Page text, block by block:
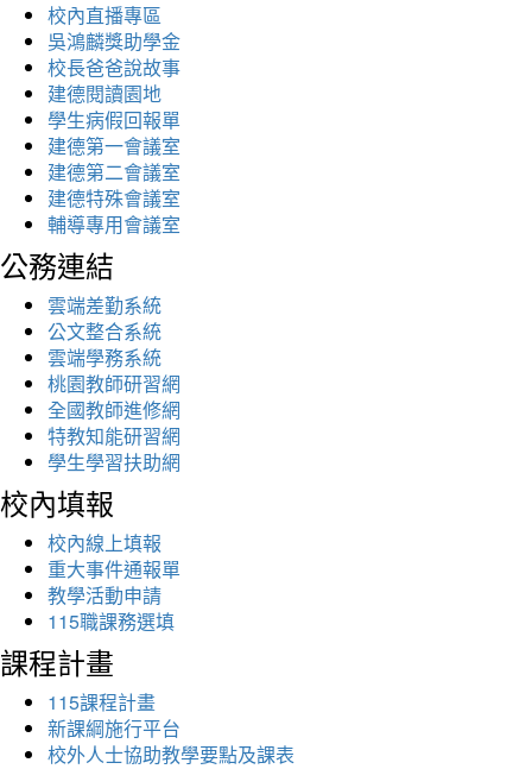
校內直播專區
吳鴻麟獎助學金
校長爸爸說故事
建德閱讀園地
學生病假回報單
建德第一會議室
建德第二會議室
建德特殊會議室
輔導專用會議室
公務連結
雲端差勤系統
公文整合系統
雲端學務系統
桃園教師研習網
全國教師進修網
特教知能研習網
學生學習扶助網
校內填報
校內線上填報
重大事件通報單
教學活動申請
115職課務選填
課程計畫
115課程計畫
新課綱施行平台
校外人士協助教學要點及課表